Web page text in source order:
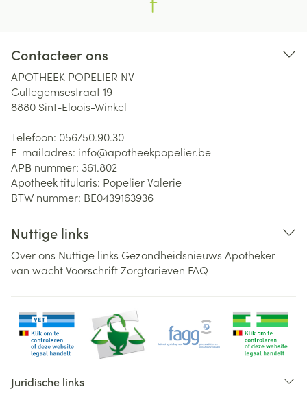
Contacteer ons
APOTHEEK POPELIER NV
Gullegemsestraat 19
8880 Sint-Eloois-Winkel
Telefoon: 056/50.90.30
E-mailadres: info@apotheekpopelier.be
APB nummer: 361.802
Apotheek titularis: Popelier Valerie
BTW nummer: BE0439163936
Nuttige links
Over ons Nuttige links Gezondheidsnieuws Apotheker
van wachtVoorschriftZorgtarieven FAQ
Juridische links